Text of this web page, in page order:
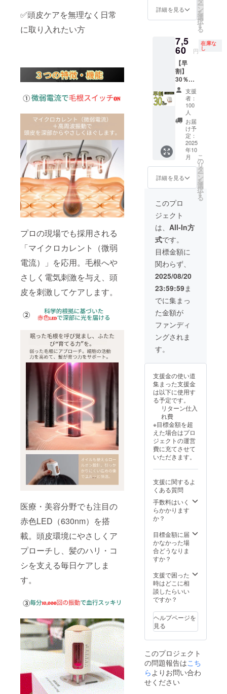
✅頭皮ケアを無理なく日常
に取り入れたい方
プロの現場でも採用される
「マイクロカレント（微弱
電流）」を応用。毛根へや
さしく電気刺激を与え、頭
皮を刺激してケアします。
医療・美容分野でも注目の
赤色LED（630nm）を搭
載。頭皮環境にやさしくア
プローチし、髪のハリ・コ
シを支える毎日ケアしま
す。
●キャンセル
について
後のキャン
セルは原則
としてお受
けしており
ません。あ
らかじめご
了承のう
え、ご支援
いただきま
すようお願
い申し上げ
ます。
なお、万が
一不良品が
届いた場合
は、速やか
に代替品を
お送りいた
します。
●ご不在時の
お受け取り
について
商品お届け
時にご不在
だった場合
は、不在票
をご確認の
うえ、必ず
再配達をご
依頼くださ
い。
お受け取り
いただけず
弊社倉庫に
返送された
場合、再送
手数料およ
税込）をご
負担いただ
きます。
●ご住所の誤
入力につい
て<
ご支援時に
ご登録いた
だいたご住
所に誤りが
あり返送さ
れた場合
も、再送費
用をご負担
いただきま
す。入力内
容にお間違
いがないよ
商品到
９月、
遅くと
月を想
定して
おりま
す。 ※
製造状
況によ
り出荷
時期が
遅れる
場合が
ござい
ます。
※商品代
する為
に工数
してお
り出荷
連絡は
致しま
活動報
告をご
覧くだ
さい。
※保管期
限超過
などに
より荷
物が弊
社へ返
送され
た場
合、再
び送料
（1,500
円）を
ご負担
いただ
きま
す。
【内
容】 ■
フワリ
├ 本
体 ×2
└タイプ
C USB
充電
ケーブ
ル ×2 日
本語の
説明書
はデー
タでお
渡しし
ます。
【配送
時期】
商品到
着は最
９月、
も１０
月を想
おりま
す。 ※
製造状
況によ
り出荷
遅れる
場合が
ます。
※商品代
する為
してお
り出荷
連絡は
致しま
せん。
活動報
告をご
覧くだ
さい。
※保管期
限超過
などに
より荷
物が弊
社へ返
送され
た場
合、再
送手数
（1,500
円）を
ご負担
す。
詳細を見る ー
ン
を
選
択
す
る
7,5
60 円
在庫な
し
【早
割】
30％OF
F 100名
限定 定
10,800
円
→7,560
（税・
送料
込）
【内
容】 ■
フワリ
体 ×1
└タイプ
C USB
充電
ケーブ
ル ×1 日
本語の
説明書
タでお
渡しし
ます。
【配送
時期】
商品到
着は最
９月、
遅くと
も１０
月を想
定して
おりま
す。 ※
製造状
況によ
り出荷
時期が
遅れる
場合が
ござい
※商品代
を安く
する為
に工数
り出荷
連絡は
致しま
告をご
覧くだ
さい。
※保管期
などに
より荷
物が弊
社へ返
た場
合、再
送手数
料およ
び送料
支援
者：
100
人
お届
け予
定：
2025
年10
月
詳細を見る
こ
の
リ
タ
ー
ン
を
選
択
す
る
このプロ
ジェクト
は、 All-In方
式です。
目標金額に
関わらず、
2025/08/20
23:59:59ま
でに集まっ
た金額が
ファンディ
ングされま
す。
支援金の使い道
集まった支援金
は以下に使用す
る予定です。
リターン仕入
れ費
※目標金額を超
えた場合はプロ
ジェクトの運営
費に充てさせて
いただきます。
支援に関するよ
くある質問
手数料はいく
らかかります
か？
目標金額に届
かなかった場
合どうなりま
すか？
支援で困った
時はどこに相
談したらいい
ですか？
ヘルプページを
見る
このプロジェクト
の問題報告はこち
らよりお問い合わ
せください